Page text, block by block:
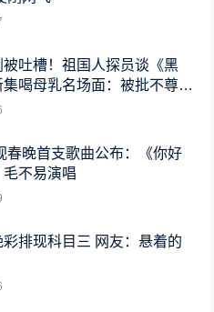
被吐槽！祖国人探员谈《黑
喝母乳名场面：被批不尊重
春晚首支歌曲公布：《你好
毛不易演唱
彩排现科目三 网友：悬着的